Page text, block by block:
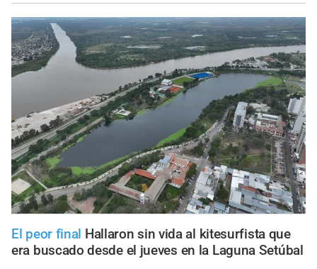
El peor final Hallaron sin vida al kitesurfista que
era buscado desde el jueves en la Laguna Setúbal